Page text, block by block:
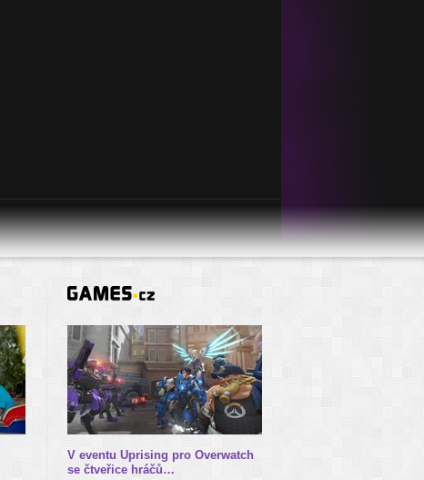
V eventu Uprising pro Overwatch
se čtveřice hráčů…